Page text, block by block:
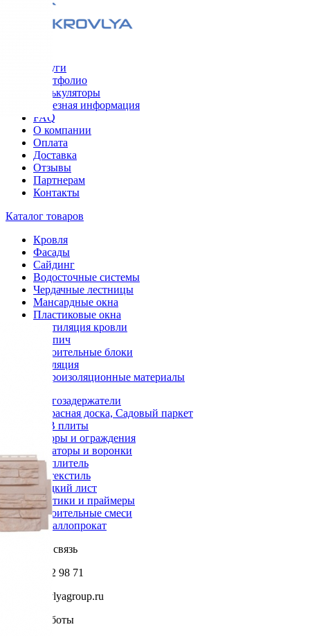
Услуги
Портфолио
Калькуляторы
Полезная информация
FAQ
О компании
Оплата
Доставка
Отзывы
Партнерам
Контакты
Каталог товаров
Кровля
Фасады
Сайдинг
Водосточные системы
Чердачные лестницы
Мансардные окна
Пластиковые окна
Вентиляция кровли
Кирпич
Строительные блоки
Изоляция
Гидроизоляционные материалы
Снегозадержатели
Террасная доска, Садовый паркет
OSB плиты
Заборы и ограждения
Аэраторы и воронки
Утеплитель
Геотекстиль
Гладкий лист
Мастики и праймеры
Строительные смеси
Металлопрокат
Обратная связь
+7 985 002 98 71
info@krovlyagroup.ru
Режим работы